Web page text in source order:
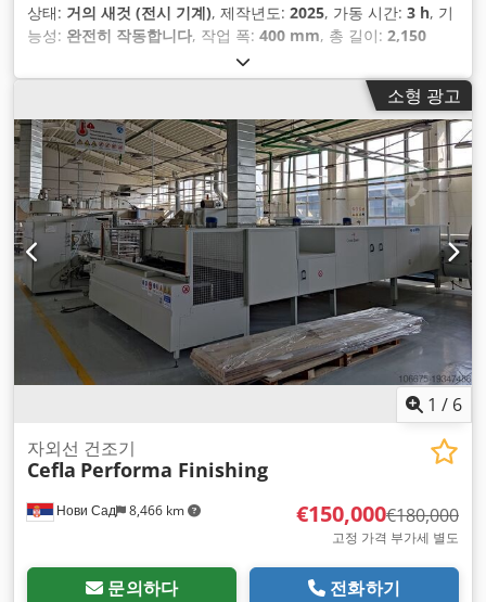
상태: 거의 새것 (전시 기계), 제작년도: 2025, 가동 시간: 3 h, 기
능성: 완전히 작동합니다, 작업 폭: 400 mm, 총 길이: 2,150
, 총 폭:
mm, 입력 전압:400 V, 최종 오버홀 연도:2025, 동력:1.5 킬로
, 압축 공기 연결:8 바,
소형 광고
1 / 6
Нови Сад 8,466 km
자외선 건조기
Cefla Performa Finishing
€150,000€180,000
고정 가격 부가세 별도
문의하다 전화하기